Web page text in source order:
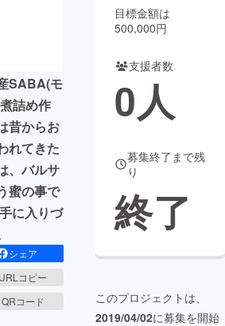
業 チャレンジ
・地域活性化
Good
CAMPFIRE Creation
さと納税machi-ya
SABA(モ
詰め作
昔からお
れてきた
、バルサ
蜜の事で
に入りづ
シェア
URLコピー
QRコード
目標金額は
500,000円
支援者数
0人
募集終了まで残
り
終了
このプロジェクトは、
2019/04/02に募集を開始